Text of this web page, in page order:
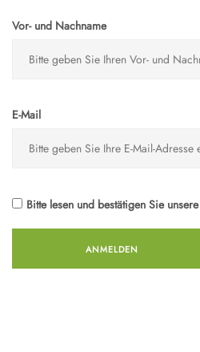
Vor- und Nachname
E-Mail
Bitte lesen und bestätigen Sie unsere